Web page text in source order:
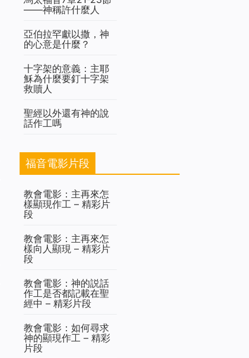
——神稱許什麼人
亞伯拉罕獻以撒，神
的心意是什麼？
十字架的意義：主耶
穌為什麼要釘十字架
救贖人
聖經以外還有神的說
話作工嗎
福音電影片段
教會電影：主再來怎
樣顯現作工 – 精彩片
段
教會電影：主再來怎
樣向人顯現 – 精彩片
段
教會電影：神的説話
作工是否都記載在聖
經中 – 精彩片段
教會電影：如何尋求
神的顯現作工 – 精彩
片段